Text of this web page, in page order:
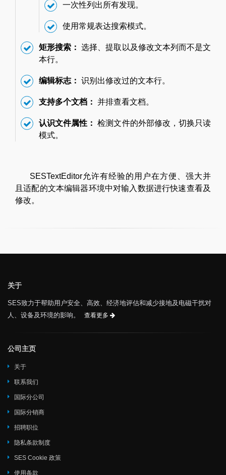
一次性列出所有发现。
使用常规表达搜索模式。
矩形搜索：选择、提取以及修改文本列而不是文
本行。
编辑标志： 识别出修改过的文本行。
支持多个文档： 并排查看文档。
认识文件属性：检测文件的外部修改，切换只读
模式。
SESTextEditor允许有经验的用户在方便、强大并
且适配的文本编辑器环境中对输入数据进行快速查看及
修改。
关于
SES致力于帮助用户安全、高效、经济地评估和减少接地及电磁干扰对
人、设备及环境的影响。
查看更多
公司主页
关于
联系我们
国际分公司
国际分销商
招聘职位
隐私条款制度
SES Cookie 政策
使用条款